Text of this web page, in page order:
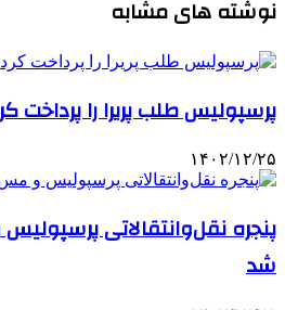
نوشته های مشابه
پرسپولیس طلب پریرا را پرداخت
۱۴۰۲/۱۲/۲۵
پنجره نقل‌وانتقالاتی
شد